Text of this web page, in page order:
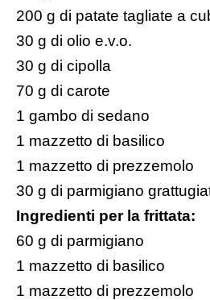
200 g di patate tagliate a
30 g di olio e.v.o.
30 g di cipolla
70 g di carote
1 gambo di sedano
1 mazzetto di basilico
1 mazzetto di prezzemolo
30 g di parmigiano
Ingredienti per la frittata:
60 g di parmigiano
1 mazzetto di basilico
1 mazzetto di prezzemolo